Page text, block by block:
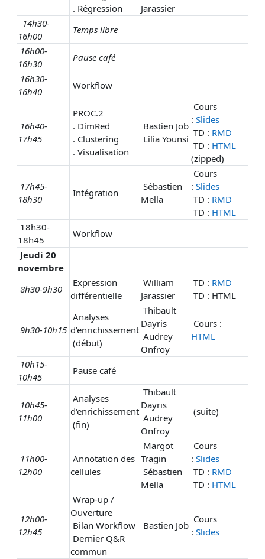
. Régression
Jarassier
14h30-
16h00
Temps libre
16h00-
16h30
Pause café
16h30-
16h40
Workflow
16h40-
17h45
PROC.2
. DimRed
. Clustering
. Visualisation
Bastien Job
Lilia Younsi
Cours
: Slides
TD : RMD
TD : HTML
(zipped)
17h45-
18h30
Intégration
Sébastien
Mella
Cours
: Slides
TD : RMD
TD : HTML
18h30-
18h45
Workflow
Jeudi 20
novembre
8h30-9h30
Expression
différentielle
William
Jarassier
TD : RMD
TD : HTML
9h30-10h15
Analyses
d'enrichissement
(début)
Thibault
Dayris
Audrey
Onfroy
Cours :
HTML
10h15-
10h45
Pause café
10h45-
11h00
Analyses
d'enrichissement
(fin)
Thibault
Dayris
Audrey
Onfroy
(suite)
11h00-
12h00
Annotation des
cellules
Margot
Tragin
Sébastien
Mella
Cours
: Slides
TD : RMD
TD : HTML
12h00-
12h45
Wrap-up /
Ouverture
Bilan Workflow
Dernier Q&R
commun
Bastien Job
Cours
: Slides